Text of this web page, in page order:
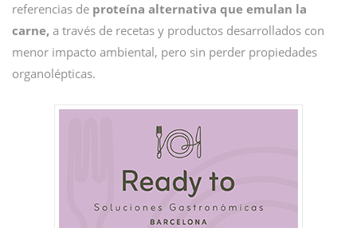
referencias de proteína alternativa que emulan la
carne, a través de recetas y productos desarrollados con
menor impacto ambiental, pero sin perder propiedades
organolépticas.